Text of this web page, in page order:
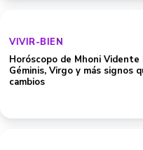
VIVIR-BIEN
Horóscopo de Mhoni Vidente
Géminis, Virgo y más signos
cambios